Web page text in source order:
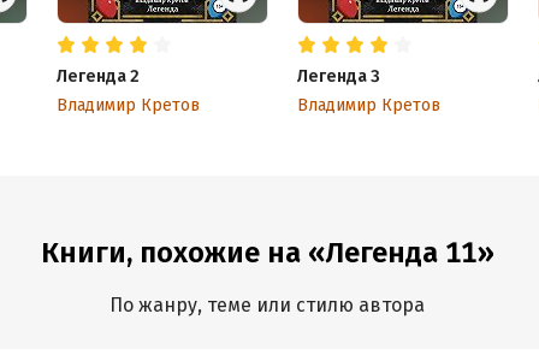
Легенда 2
Владимир Кретов
Легенда 3
Владимир Кретов
Книги, похожие на «Легенда 11»
По жанру, теме или стилю автора